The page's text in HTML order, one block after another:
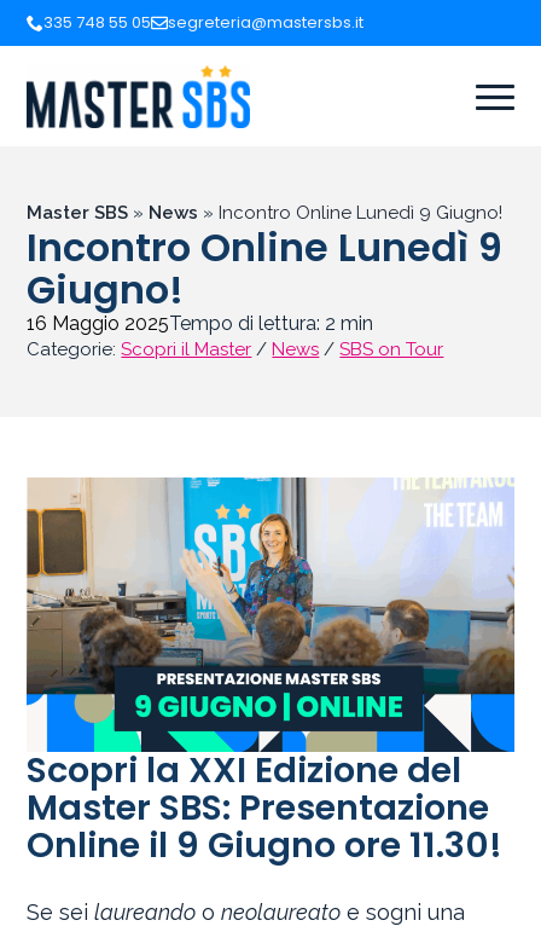
335 748 55 05 segreteria@mastersbs.it
Master SBS » News » Incontro Online Lunedì 9 Giugno!
Incontro Online Lunedì 9
Giugno!
16 Maggio 2025Tempo di lettura: 2 min
Categorie:Scopri il Master /News /SBS on Tour
Scopri la XXI Edizione del
Master SBS: Presentazione
Online il 9 Giugno ore 11.30!
Se seilaureando oneolaureato e sogni una